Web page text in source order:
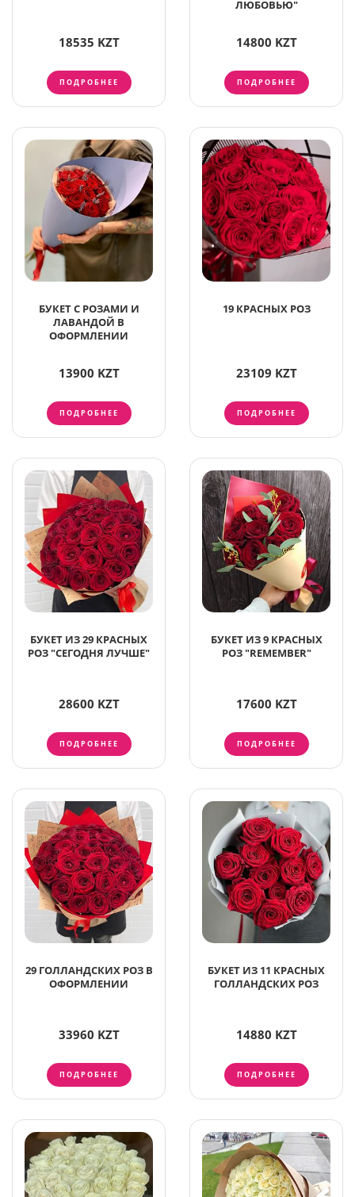
18535 KZT
ПОДРОБНЕЕ
ЛЮБОВЬЮ"
14800 KZT
ПОДРОБНЕЕ
БУКЕТ С РОЗАМИ И
ЛАВАНДОЙ В
ОФОРМЛЕНИИ
13900 KZT
ПОДРОБНЕЕ
19 КРАСНЫХ РОЗ
23109 KZT
ПОДРОБНЕЕ
БУКЕТ ИЗ 29 КРАСНЫХ
РОЗ "СЕГОДНЯ ЛУЧШЕ"
28600 KZT
ПОДРОБНЕЕ
БУКЕТ ИЗ 9 КРАСНЫХ
РОЗ "REMEMBER"
17600 KZT
ПОДРОБНЕЕ
29 ГОЛЛАНДСКИХ РОЗ В
ОФОРМЛЕНИИ
33960 KZT
ПОДРОБНЕЕ
БУКЕТ ИЗ 11 КРАСНЫХ
ГОЛЛАНДСКИХ РОЗ
14880 KZT
ПОДРОБНЕЕ